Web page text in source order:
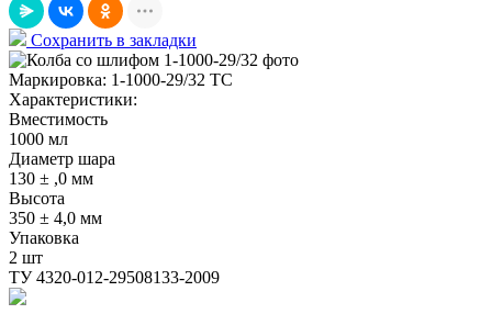
Сохранить в закладки
Маркировка: 1-1000-29/32 ТС
Характеристики:
Вместимость
1000 мл
Диаметр шара
130 ± ,0 мм
Высота
350 ± 4,0 мм
Упаковка
2 шт
ТУ 4320-012-29508133-2009